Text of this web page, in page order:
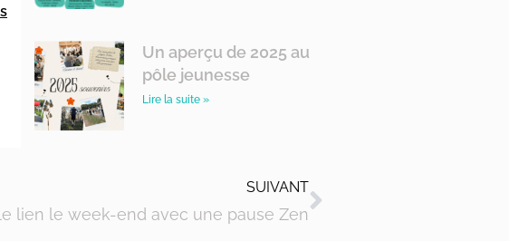
Un aperçu de 2025 au
pôle jeunesse
Lire la suite »
SUIVANT
lien le week-end avec une pause Zen